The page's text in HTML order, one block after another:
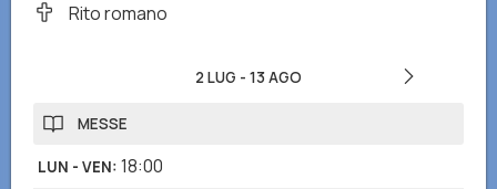
Rito romano
2 LUG - 13 AGO
MESSE
LUN - VEN: 18:00